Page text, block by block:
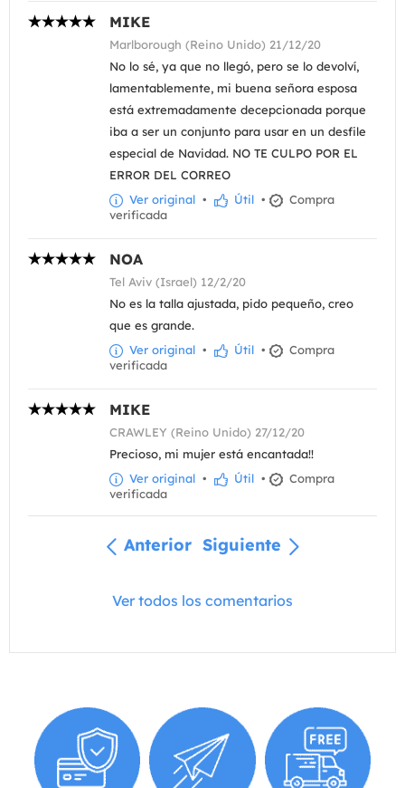
MIKE
Marlborough (Reino Unido) 21/12/20
No lo sé, ya que no llegó, pero se lo devolví,
lamentablemente, mi buena señora esposa
está extremadamente decepcionada porque
iba a ser un conjunto para usar en un desfile
especial de Navidad. NO TE CULPO POR EL
ERROR DEL CORREO
Ver original • Útil •
Compra
verificada
NOA
Tel Aviv (Israel) 12/2/20
No es la talla ajustada, pido pequeño, creo
que es grande.
Ver original • Útil •
Compra
verificada
MIKE
CRAWLEY (Reino Unido) 27/12/20
Precioso, mi mujer está encantada!!
Ver original • Útil •
Compra
verificada
Anterior Siguiente
Ver todos los comentarios